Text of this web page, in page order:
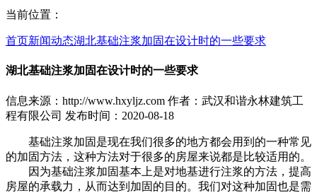
当前位置：
首页新闻动态湖北基础注浆加固在设计时的一些要求
湖北基础注浆加固在设计时的一些要求
信息来源：http://www.hxyljz.com 作者：武汉和谐永林建筑工
程有限公司 发布时间：2020-08-18
基础注浆加固是现在我们很多的地方都会用到的一种常见
的加固方法，这种方法对于很多的房屋来说都是比较适用的。
因为基础注浆加固基本上是对地基进行注浆的方法，提高
房屋的承载力，从而达到加固的目的。我们对这种加固也是需